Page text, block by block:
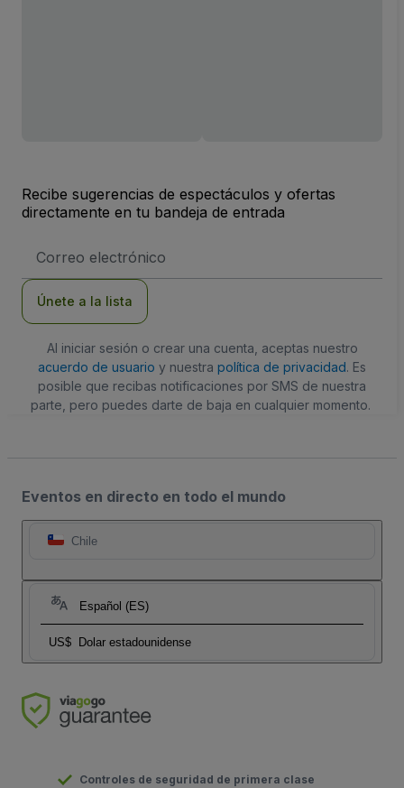
Recibe sugerencias de espectáculos y ofertas
directamente en tu bandeja de entrada
de
Únete a la lista
Al iniciar sesión o crear una cuenta, aceptas nuestro
acuerdo de usuario y nuestra política de privacidad. Es
posible que recibas notificaciones por SMS de nuestra
parte, pero puedes darte de baja en cualquier momento.
Eventos en directo en todo el mundo
Chile
Español (ES)
US$ Dolar estadounidense
Controles de seguridad de primera clase